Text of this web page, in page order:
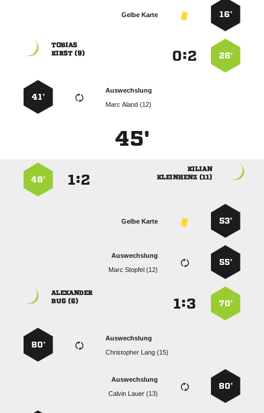
16’
Gelbe Karte
28’
:

 
Auswechslung
  
41’
45'

 
:
48’
53’
Gelbe Karte
55’
Auswechslung
  
70’
:

 
Auswechslung
  
80’
80’
Auswechslung
  